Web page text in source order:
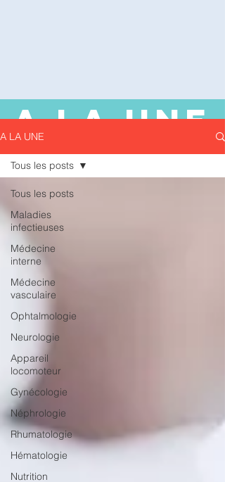
A LA UNE
A LA UNE
Tous les posts
Maladies
infectieuses
Médecine
interne
Médecine
vasculaire
Ophtalmologie
Neurologie
Appareil
locomoteur
Gynécologie
Néphrologie
Rhumatologie
Hématologie
Nutrition
Tous les posts